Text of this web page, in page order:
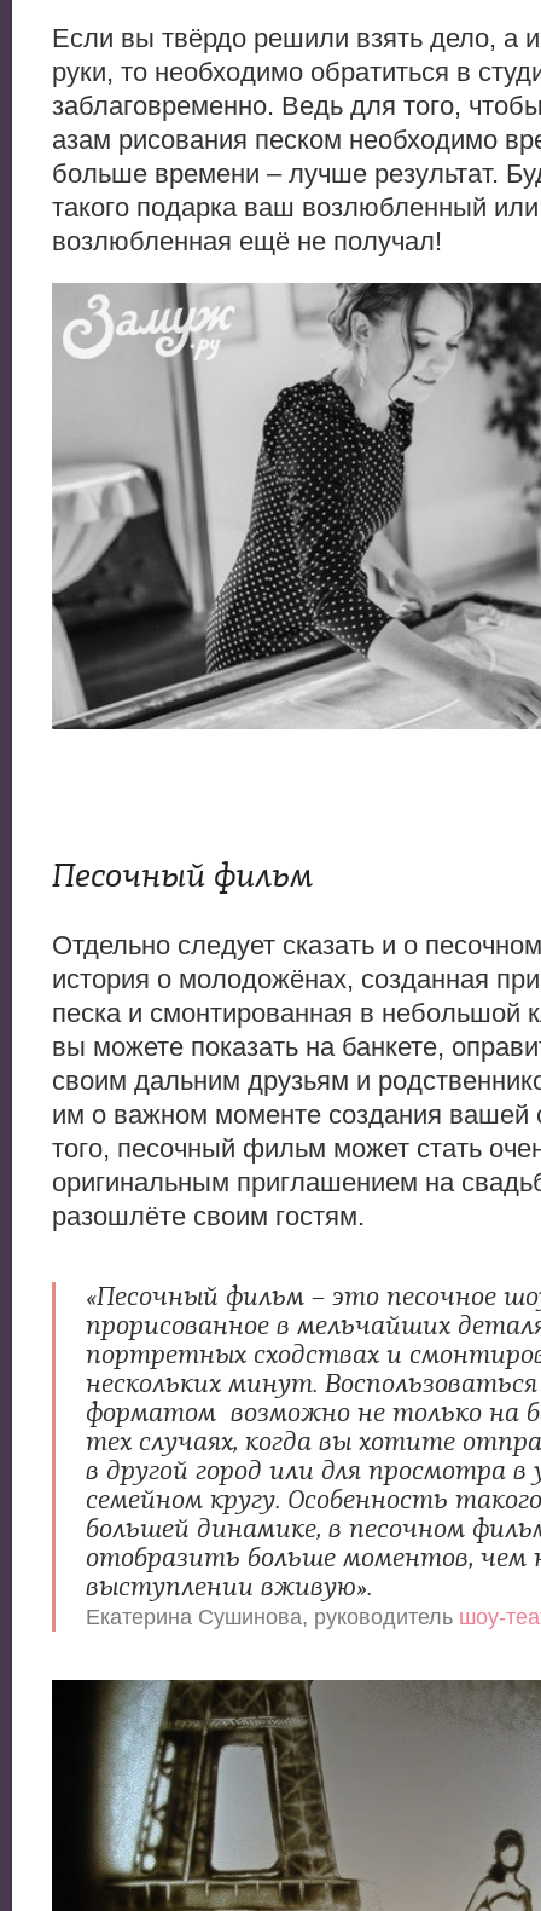
Если вы твёрдо решили взять дело, а
руки, то необходимо обратиться в
заблаговременно. Ведь для того,
азам рисования песком необходимо
больше времени – лучше результат.
такого подарка ваш возлюбленный или
возлюбленная ещё не получал!
Песочный фильм
Отдельно следует сказать и о
история о молодожёнах, созданная
песка и смонтированная в небольшой
вы можете показать на банкете,
своим дальним друзьям и
им о важном моменте создания вашей
того, песочный фильм может стать
оригинальным приглашением на
разошлёте своим гостям.
«Песочный фильм – это песочное
прорисованное в мельчайших
портретных сходствах и
нескольких минут.
форматом возможно не только на
тех случаях, когда вы хотите
в другой город или для просмотра в
семейном кругу. Особенность
большей динамике, в песочном
отобразить больше моментов, чем
выступлении вживую».
Екатерина Сушинова, руководитель шоу-